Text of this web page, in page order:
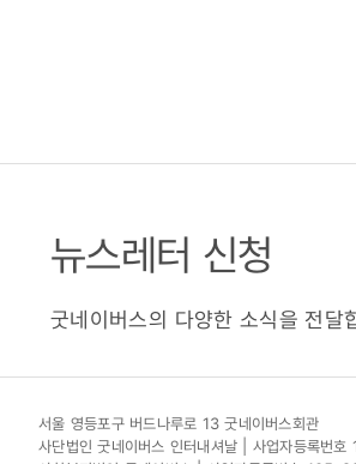
뉴스레터 신청
굿네이버스의 다양한 소식을 전달
서울 영등포구 버드나루로 13 굿네이버스회관
사단법인 굿네이버스 인터내셔날 | 사업자등록